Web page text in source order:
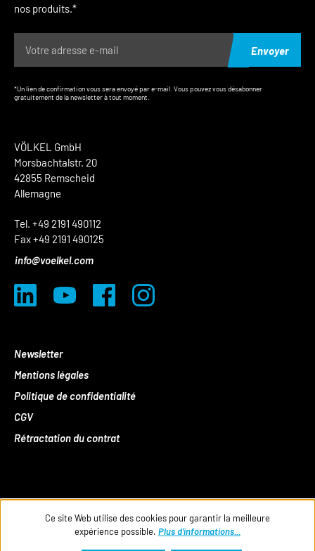
VÖLKEL GmbH
Morsbachtalstr. 20
42855 Remscheid
Allemagne
Tel. +49 2191 490112
Fax +49 2191 490125
info@voelkel.com
Newsletter
Mentions légales
Politique de confidentialité
CGV
Rétractation du contrat
nos produits.*
Envoyer
*Un lien de confirmation vous sera envoyé par e-mail. Vous pouvez vous désabonner
gratuitement de la newsletter à tout moment.
Ce site Web utilise des cookies pour garantir la meilleure
expérience possible. Plus d'informations...